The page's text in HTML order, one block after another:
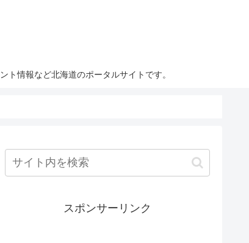
情報など北海道のポータルサイトです。
スポンサーリンク